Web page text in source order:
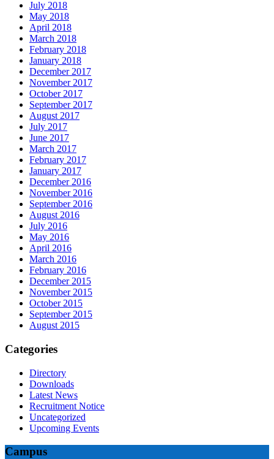
July 2018
May 2018
April 2018
March 2018
February 2018
January 2018
December 2017
November 2017
October 2017
September 2017
August 2017
July 2017
June 2017
March 2017
February 2017
January 2017
December 2016
November 2016
September 2016
August 2016
July 2016
May 2016
April 2016
March 2016
February 2016
December 2015
November 2015
October 2015
September 2015
August 2015
Categories
Directory
Downloads
Latest News
Recruitment Notice
Uncategorized
Upcoming Events
Campus